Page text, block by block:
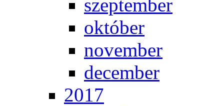
szep­tem­ber
ok­tó­ber
no­vem­ber
de­cem­ber
2017